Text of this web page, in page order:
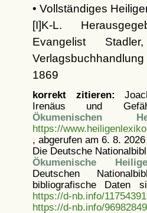
• Vollständiges
[I]K-L.
Evangelist
1869
korrekt zitieren:
Irenäus und
Ökumenischen
https://
, abgerufen am 6. 8. 2026
Die Deutsche
Ökumenische
Deutschen
bibliografische Daten
https://d-nb.info/
https://d-nb.info/